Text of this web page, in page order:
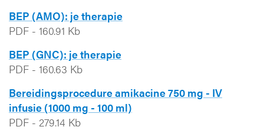
BEP (AMO): je therapie
PDF - 160.91 Kb
BEP (GNC): je therapie
PDF - 160.63 Kb
Bereidingsprocedure amikacine 750 mg - IV
infusie (1000 mg - 100 ml)
PDF - 279.14 Kb